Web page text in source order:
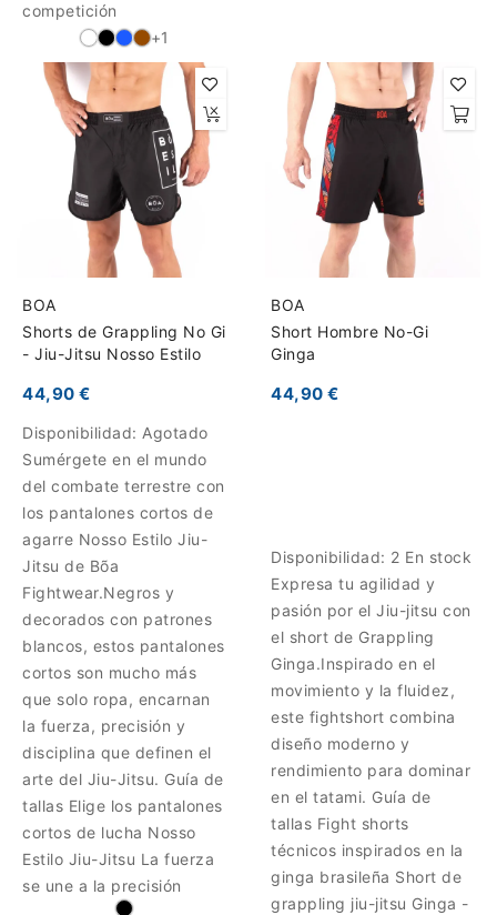
competición
+1
BOA
Shorts de Grappling No Gi
- Jiu-Jitsu Nosso Estilo
44,90 €
Disponibilidad: Agotado
Sumérgete en el mundo
del combate terrestre con
los pantalones cortos de
agarre Nosso Estilo Jiu-
Jitsu de Bõa
Fightwear.Negros y
decorados con patrones
blancos, estos pantalones
cortos son mucho más
que solo ropa, encarnan
la fuerza, precisión y
disciplina que definen el
arte del Jiu-Jitsu. Guía de
tallas Elige los pantalones
cortos de lucha Nosso
Estilo Jiu-Jitsu La fuerza
se une a la precisión
BOA
Short Hombre No-Gi
Ginga
44,90 €
Disponibilidad: 2 En stock
Expresa tu agilidad y
pasión por el Jiu-jitsu con
el short de Grappling
Ginga.Inspirado en el
movimiento y la fluidez,
este fightshort combina
diseño moderno y
rendimiento para dominar
en el tatami. Guía de
tallas Fight shorts
técnicos inspirados en la
ginga brasileña Short de
grappling jiu-jitsu Ginga -